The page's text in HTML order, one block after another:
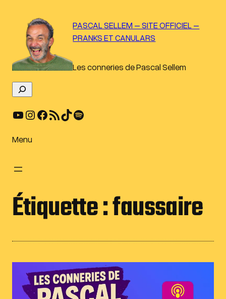
contenu
PASCAL SELLEM – SITE OFFICIEL –
PRANKS ET CANULARS
Les conneries de Pascal Sellem
e
c
e
YouTube Instagram Facebook Flux RSS TikTok Spotify
Menu
Étiquette :faussaire